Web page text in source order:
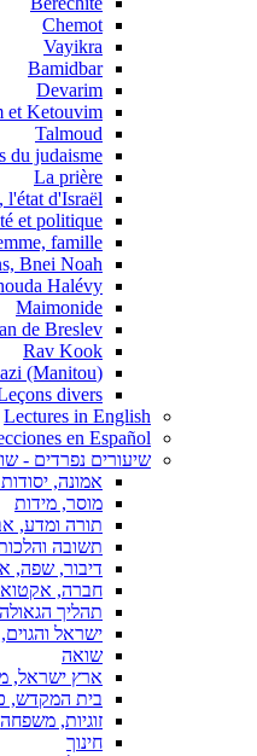
Chemot
Vayikra
Bamidbar
Devarim
et Ketouvim
Talmoud
du judaisme
La prière
l'état d'Israël
et politique
famille
Bnei Noah
Halévy
Maimonide
de Breslev
Rav Kook
(Rav Askenazi (Manitou
divers
Lectures in English
en Español
שיעורים נפרדים -
אמונה,
מוסר, מידות
תורה ומדע,
תשובה
דיבור, שפה,
חברה,
תהליך הגאולה
ישראל והגוים,
שואה
ארץ ישראל,
בית המקדש,
זוגיות,
חינוך